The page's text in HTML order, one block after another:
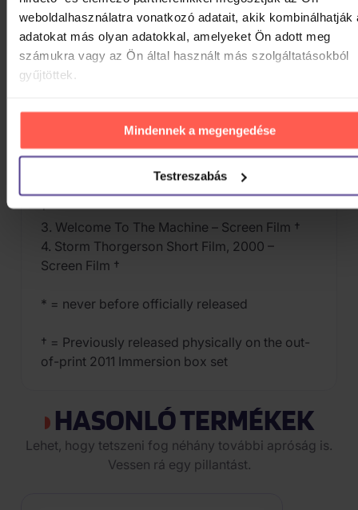
weboldalhasználatra vonatkozó adatait, akik kombinálhatják
adatokat más olyan adatokkal, amelyeket Ön adott meg
számukra vagy az Ön által használt más szolgáltatásokból
gyűjtöttek.
Mindennek a megengedése
Testreszabás
Sports Arena, 1975) *
15. Eclipse (Live from the Los Angeles Sports
Arena, 1975) *
16. Echoes (Live from the Los Angeles Sports
1. Shine On You Crazy Diamond (Part I) –
†
3. Welcome To The Machine – Screen Film †
4. Storm Thorgerson Short Film, 2000 –
Screen Film †
* = never before officially released
† = Previously released physically on the out-
of-print 2011 Immersion box set
HASONLÓ TERMÉKEK
Lehet, hogy tetszeni fog néhány további apróság is.
Vessen rá egy pillantást.